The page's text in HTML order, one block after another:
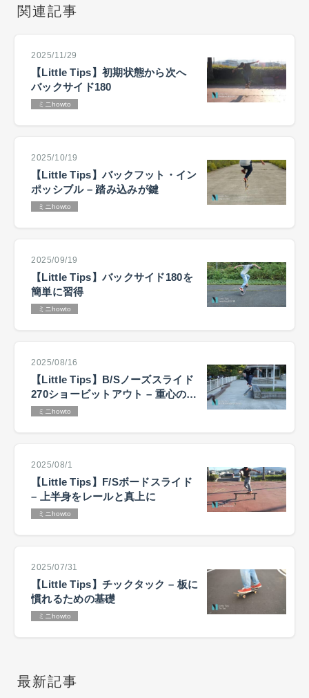
関連記事
2025/11/29
【Little Tips】初期状態から次へ
バックサイド180
ミニhowto
2025/10/19
【Little Tips】バックフット・イン
ポッシブル – 踏み込みが鍵
ミニhowto
2025/09/19
【Little Tips】バックサイド180を
簡単に習得
ミニhowto
2025/08/16
【Little Tips】B/Sノーズスライド
270ショービットアウト – 重心の置
き方が鍵
ミニhowto
2025/08/1
【Little Tips】F/Sボードスライド
– 上半身をレールと真上に
ミニhowto
2025/07/31
【Little Tips】チックタック – 板に
慣れるための基礎
ミニhowto
最新記事